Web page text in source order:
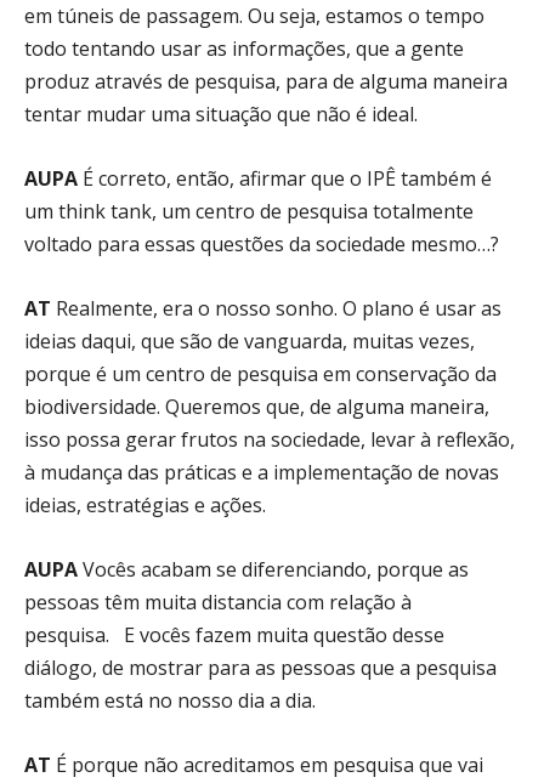
em túneis de passagem. Ou seja, estamos o tempo
todo tentando usar as informações, que a gente
produz através de pesquisa, para de alguma maneira
tentar mudar uma situação que não é ideal.
AUPA É correto, então, afirmar que o IPÊ também é
um think tank, um centro de pesquisa totalmente
voltado para essas questões da sociedade mesmo…?
AT Realmente, era o nosso sonho. O plano é usar as
ideias daqui, que são de vanguarda, muitas vezes,
porque é um centro de pesquisa em conservação da
biodiversidade. Queremos que, de alguma maneira,
isso possa gerar frutos na sociedade, levar à reflexão,
à mudança das práticas e a implementação de novas
ideias, estratégias e ações.
AUPAVocês acabam se diferenciando, porque as
pessoas têm muita distancia com relação à
pesquisa. E vocês fazem muita questão desse
diálogo, de mostrar para as pessoas que a pesquisa
também está no nosso dia a dia.
AT É porque não acreditamos em pesquisa que vai